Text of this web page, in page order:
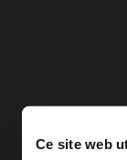
Ce site web